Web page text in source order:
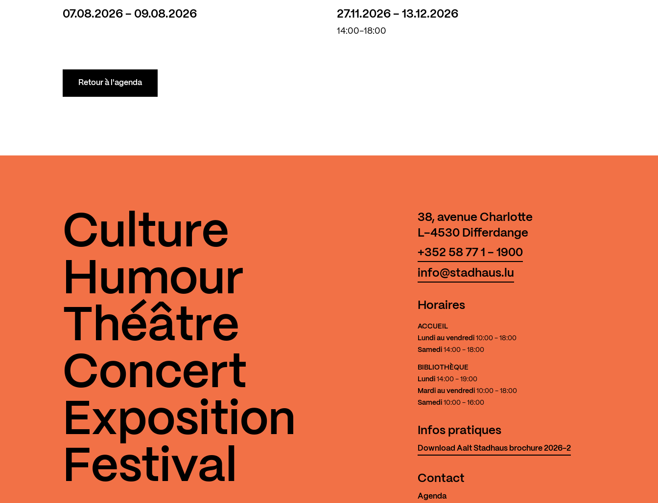
07.08.2026 - 09.08.2026 27.11.2026 - 13.12.2026
14:00-18:00
Retour à l'agenda
38, avenue Charlotte
L-4530 Differdange
+352 58 77 1 - 1900
info@stadhaus.lu
Horaires
ACCUEIL
Lundi au vendredi 10:00 - 18:00
Samedi 14:00 - 18:00
BIBLIOTHÈQUE
Lundi 14:00 - 19:00
Mardi au vendredi 10:00 - 18:00
Samedi 10:00 - 16:00
Infos pratiques
Download Aalt Stadhaus brochure 2026-2
Contact
Agenda
Culture
Humour
Théâtre
Concert
Exposition
Festival